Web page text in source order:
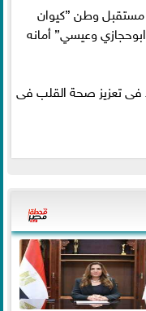
وطن ”كيوان
وعيسي” أمانه
فى تعزيز صحة القلب فى